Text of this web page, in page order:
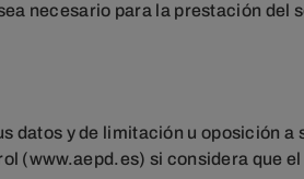
necesario para la prestación del
datos y de limitación u oposición a
(www.aepd.es) si considera que